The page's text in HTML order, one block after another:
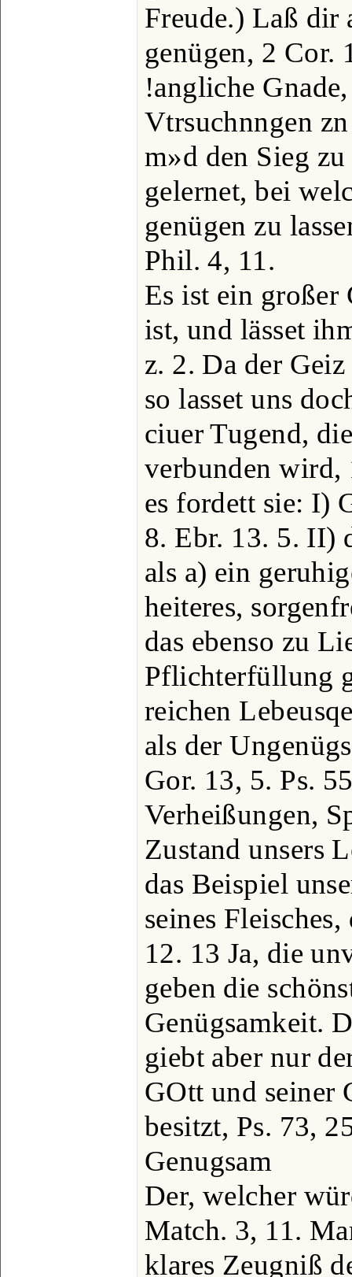
Freude.) Laß dir
genügen, 2 Cor.
!angliche
Vtrsuchnngen
m»d den Sieg
gelernet, bei
genügen zu
Phil. 4, 11.
Es ist ein
ist, und lässet
z. 2. Da der
so lasset uns
ciuer Tugend,
verbunden
es fordett sie: I)
8. Ebr. 13. 5. II)
als a) ein
heiteres,
das ebenso zu
Pflichterfüllung
reichen
als der
Gor. 13, 5. Ps.
Verheißungen,
Zustand unsers
das Beispiel
seines
12. 13 Ja, die
geben die
Genügsamkeit.
giebt aber nur
GOtt und seiner
besitzt, Ps. 73,
Genugsam
Der, welcher
Match. 3, 11.
klares Zeugniß